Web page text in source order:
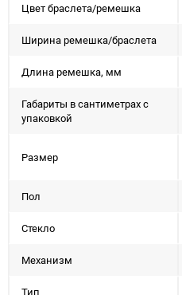
Цвет браслета/ремешка
Ширина ремешка/браслета
Длина ремешка, мм
Габариты в сантиметрах с
упаковкой
Размер
Пол
Стекло
Механизм
Тип